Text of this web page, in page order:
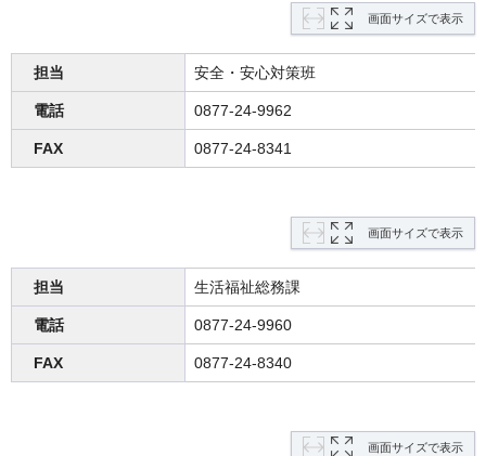
画面サイズで表示
担当 安全・安心対策班
電話 0877-24-9962
FAX 0877-24-8341
画面サイズで表示
担当 生活福祉総務課
電話 0877-24-9960
FAX 0877-24-8340
画面サイズで表示